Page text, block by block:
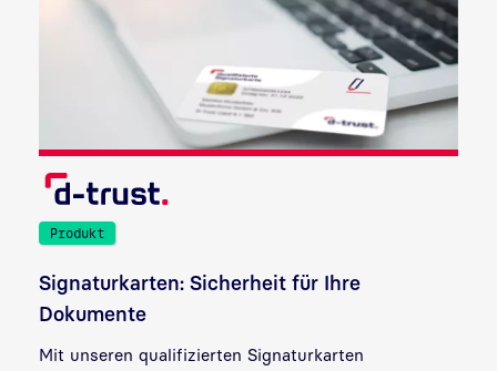
Produkt
Signaturkarten: Sicherheit für Ihre
Dokumente
Mit unseren qualifizierten Signaturkarten